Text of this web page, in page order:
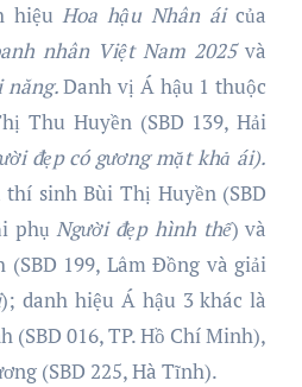
hiệuHoa hậu Nhân áicủa
nhân Việt Nam 2025và
năng.Danh vị Á hậu 1 thuộc
Thu Huyền (SBD 139, Hải
đẹp có gương mặt khả ái).
sinh Bùi Thị Huyền (SBD
phụNgười đẹp hình thể) và
199, Lâm Đồng và giải
); danh hiệu Á hậu 3 khác là
(SBD 016, TP. Hồ Chí Minh),
(SBD 225, Hà Tĩnh).